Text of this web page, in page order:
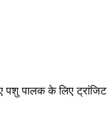
पशु पालक के लिए ट्रांजिट